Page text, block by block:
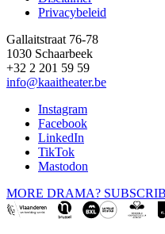
Privacybeleid
Gallaitstraat 76-78
1030 Schaarbeek
+32 2 201 59 59
info@kaaitheater.be
Instagram
Facebook
LinkedIn
TikTok
Mastodon
MORE DRAMA?